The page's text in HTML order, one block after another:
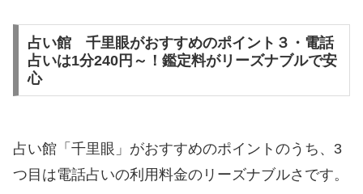
占い館 千里眼がおすすめのポイント３・電話
占いは1分240円～！鑑定料がリーズナブルで安
心
占い館「千里眼」がおすすめのポイントのうち、3
つ目は電話占いの利用料金のリーズナブルさです。